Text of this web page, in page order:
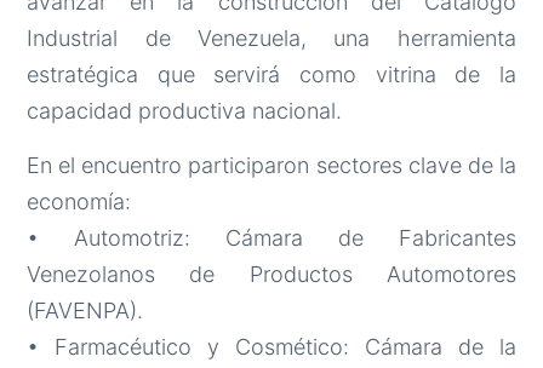
Industrial de Venezuela, una herramienta
estratégica que servirá como vitrina de la
capacidad productiva nacional.
En el encuentro participaron sectores clave de la
economía:
• Automotriz: Cámara de Fabricantes
Venezolanos de Productos Automotores
(FAVENPA).
• Farmacéutico y Cosmético: Cámara de la